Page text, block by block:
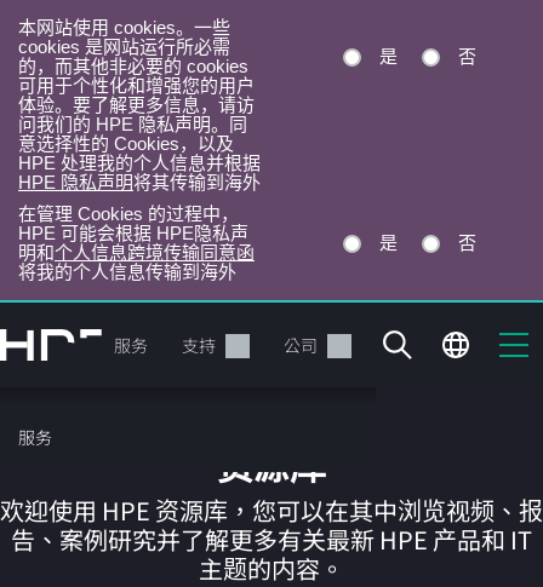
本网站使用 cookies。一些
cookies 是网站运行所必需
的，而其他非必要的 cookies
可用于个性化和增强您的用户
体验。要了解更多信息，请访
问我们的 HPE 隐私声明。同
意选择性的 Cookies，以及
HPE 处理我的个人信息并根据
HPE 隐私声明将其传输到海外
是 否
在管理 Cookies 的过程中，
HPE 可能会根据 HPE隐私声
明和个人信息跨境传输同意函
将我的个人信息传输到海外
是 否
转
到
目
录
产品 服务 支持 公司
服务 资源库
欢迎使用 HPE 资源库，您可以在其中浏览视频、报
告、案例研究并了解更多有关最新 HPE 产品和 IT
主题的内容。